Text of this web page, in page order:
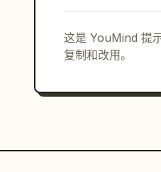
这是 YouMind 提
复制和改用。